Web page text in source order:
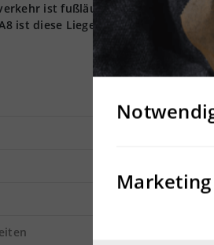
ist fußläufig erreichbar
ist diese Liegenschaft